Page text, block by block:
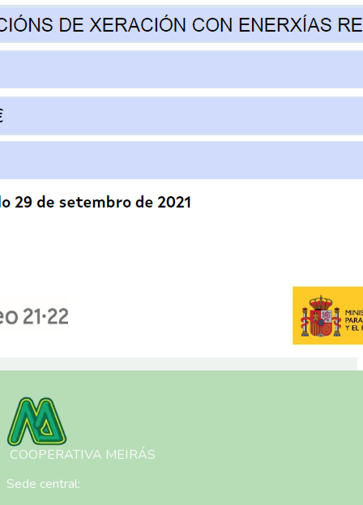
Imagen
COOPERATIVA MEIRÁS
Sede central: